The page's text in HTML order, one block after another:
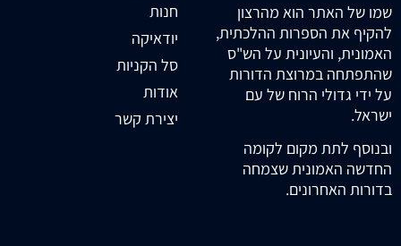
שמו של האתר הוא מהרצון
להקיף את הספרות ההלכתית,
האמונית, והעיונית על הש"ס
שהתפתחה במרוצת הדורות
על ידי גדולי הרוח של עם
ישראל.
ובנוסף לתת מקום לקומה
החדשה האמונית שצמחה
בדורות האחרונים.
חנות
יודאיקה
סל הקניות
אודות
יצירת קשר